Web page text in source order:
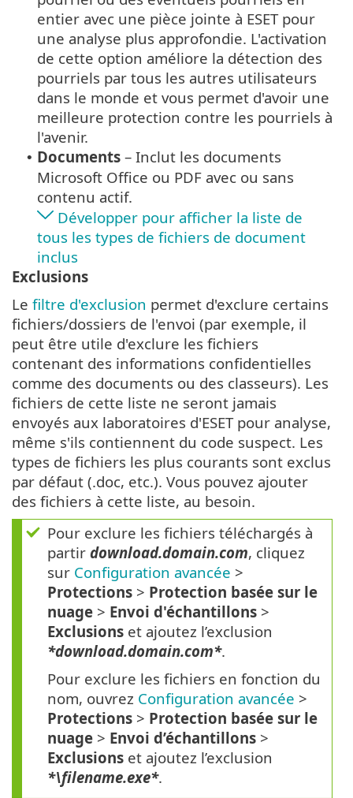
entier avec une pièce jointe à ESET pour
une analyse plus approfondie. L'activation
de cette option améliore la détection des
pourriels par tous les autres utilisateurs
dans le monde et vous permet d'avoir une
meilleure protection contre les pourriels à
l'avenir.
• Documents – Inclut les documents
Microsoft Office ou PDF avec ou sans
contenu actif.
Développer pour afficher la liste de
tous les types de fichiers de document
inclus
Exclusions
Le filtre d'exclusion permet d'exclure certains
fichiers/dossiers de l'envoi (par exemple, il
peut être utile d'exclure les fichiers
contenant des informations confidentielles
comme des documents ou des classeurs). Les
fichiers de cette liste ne seront jamais
envoyés aux laboratoires d'ESET pour analyse,
même s'ils contiennent du code suspect. Les
types de fichiers les plus courants sont exclus
par défaut (.doc, etc.). Vous pouvez ajouter
des fichiers à cette liste, au besoin.
Pour exclure les fichiers téléchargés à
partir download.domain.com, cliquez
sur Configuration avancée >
Protections > Protection basée sur le
nuage > Envoi d'échantillons >
Exclusions et ajoutez l’exclusion
*download.domain.com*.
Pour exclure les fichiers en fonction du
nom, ouvrez Configuration avancée >
Protections > Protection basée sur le
nuage > Envoi d’échantillons >
Exclusions et ajoutez l’exclusion
*\filename.exe*.